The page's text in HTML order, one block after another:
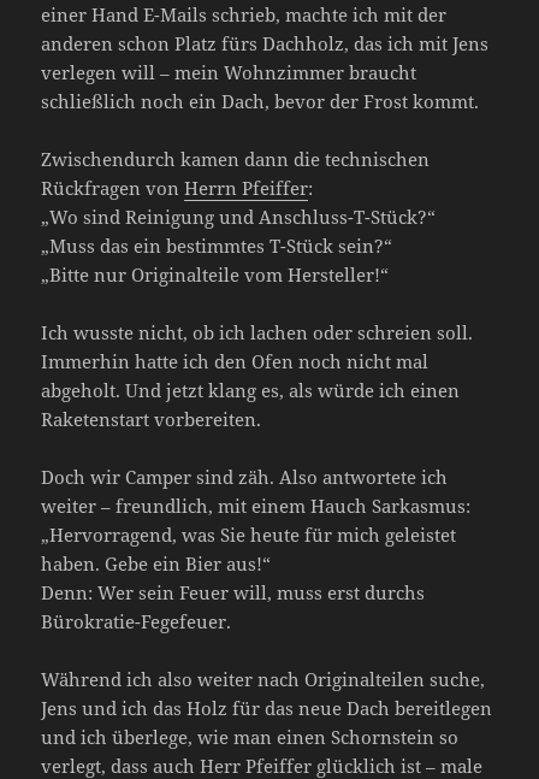
einer Hand E-Mails schrieb, machte ich mit der
anderen schon Platz fürs Dachholz, das ich mit Jens
verlegen will – mein Wohnzimmer braucht
schließlich noch ein Dach, bevor der Frost kommt.
Zwischendurch kamen dann die technischen
Rückfragen vonHerrn Pfeiffer:
„Wo sind Reinigung und Anschluss-T-Stück?“
„Muss das ein bestimmtes T-Stück sein?“
„Bitte nur Originalteile vom Hersteller!“
Ich wusste nicht, ob ich lachen oder schreien soll.
Immerhin hatte ich den Ofen noch nicht mal
abgeholt. Und jetzt klang es, als würde ich einen
Raketenstart vorbereiten.
Doch wir Camper sind zäh. Also antwortete ich
weiter – freundlich, mit einem Hauch Sarkasmus:
„Hervorragend, was Sie heute für mich geleistet
haben. Gebe ein Bier aus!“
Denn: Wer sein Feuer will, muss erst durchs
Bürokratie-Fegefeuer.
Während ich also weiter nach Originalteilen suche,
Jens und ich das Holz für das neue Dach bereitlegen
und ich überlege, wie man einen Schornstein so
verlegt, dass auch Herr Pfeiffer glücklich ist – male